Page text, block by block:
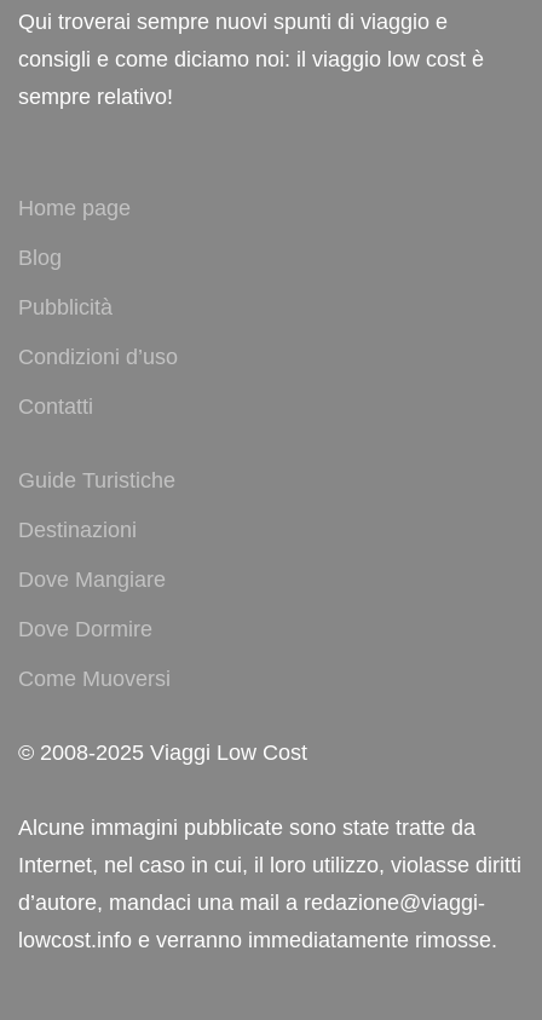
Qui troverai sempre nuovi spunti di viaggio e
consigli e come diciamo noi: il viaggio low cost è
sempre relativo!
Home page
Blog
Pubblicità
Condizioni d’uso
Contatti
Guide Turistiche
Destinazioni
Dove Mangiare
Dove Dormire
Come Muoversi
© 2008-2025 Viaggi Low Cost
Alcune immagini pubblicate sono state tratte da
Internet, nel caso in cui, il loro utilizzo, violasse diritti
d’autore, mandaci una mail a redazione@viaggi-
lowcost.info e verranno immediatamente rimosse.